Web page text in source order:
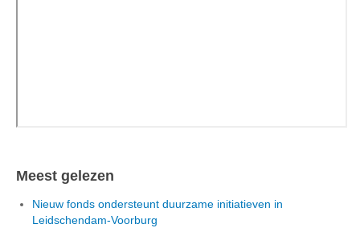
Meest gelezen
Nieuw fonds ondersteunt duurzame initiatieven in
Leidschendam-Voorburg